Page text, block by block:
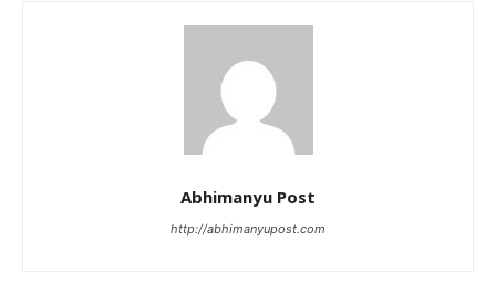
Abhimanyu Post
http://abhimanyupost.com